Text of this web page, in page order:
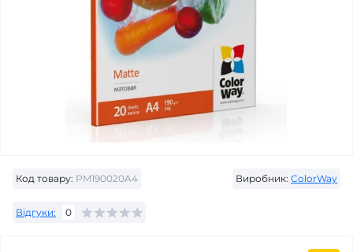
Код товару: PM190020A4 Виробник: ColorWay
Відгуки: 0